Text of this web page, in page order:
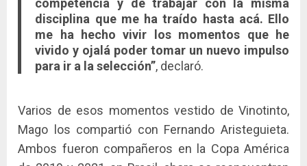
competencia y de trabajar con la misma
disciplina que me ha traído hasta acá. Ello
me ha hecho vivir los momentos que he
vivido y ojalá poder tomar un nuevo impulso
para ir a la selección”, declaró.
Varios de esos momentos vestido de Vinotinto,
Mago los compartió con Fernando Aristeguieta.
Ambos fueron compañeros en la Copa América